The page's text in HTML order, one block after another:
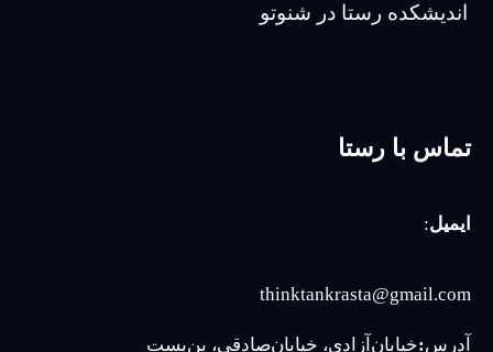
اندیشکده رستا در شنوتو
تماس با رستا
ایمیل:
thinktankrasta@gmail.com
آدرس:خیابان‌آزادی، خیابان‌صادقی، بن‌بست